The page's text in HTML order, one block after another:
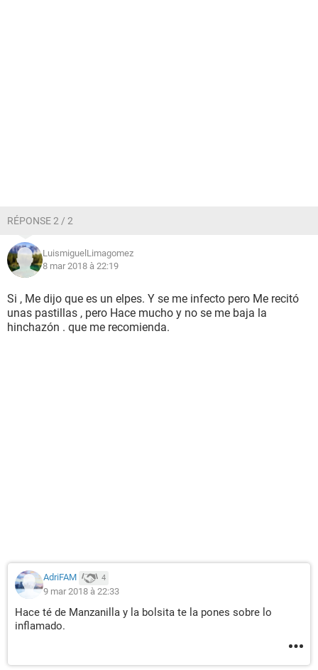
RÉPONSE 2 / 2
LuismiguelLimagomez
8 mar 2018 à 22:19
Si , Me dijo que es un elpes. Y se me infecto pero Me recitó
unas pastillas , pero Hace mucho y no se me baja la
hinchazón . que me recomienda.
AdriFAM 4
9 mar 2018 à 22:33
Hace té de Manzanilla y la bolsita te la pones sobre lo
inflamado.